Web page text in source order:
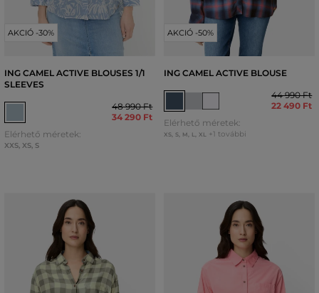
AKCIÓ -30%
ING CAMEL ACTIVE BLOUSES 1/1
SLEEVES
48 990 Ft
34 290 Ft
Elérhető méretek:
XXS, XS, S
AKCIÓ -50%
ING CAMEL ACTIVE BLOUSE
44 990 Ft
22 490 Ft
Elérhető méretek:
XS, S, M L XL +1 további